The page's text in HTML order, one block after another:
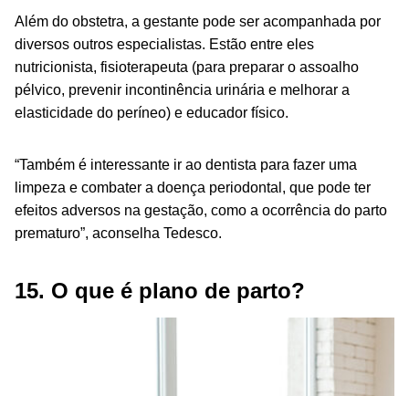
Além do obstetra, a gestante pode ser acompanhada por
diversos outros especialistas. Estão entre eles
nutricionista, fisioterapeuta (para preparar o assoalho
pélvico, prevenir incontinência urinária e melhorar a
elasticidade do períneo) e educador físico.
“Também é interessante ir ao dentista para fazer uma
limpeza e combater a doença periodontal, que pode ter
efeitos adversos na gestação, como a ocorrência do parto
prematuro”, aconselha Tedesco.
15. O que é plano de parto?